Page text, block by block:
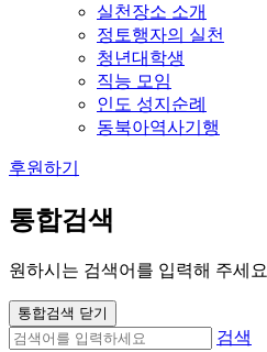
실천장소 소개
정토행자의 실천
청년대학생
직능 모임
인도 성지순례
동북아역사기행
후원하기
통합검색
원하시는 검색어를 입력해 주세요
통합검색 닫기
검색